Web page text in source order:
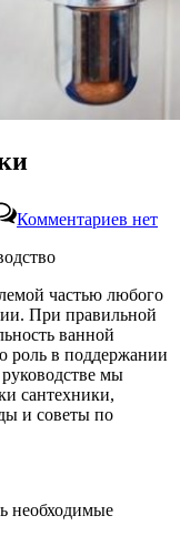
Комментариевзаписи
нет
частью любого
При правильной
ванной
роль в поддержании
мы
сантехники,
и советы по
необходимые